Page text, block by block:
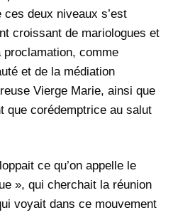
deux niveaux s’est
croissant de mariologues et
comme
et de la médiation
Vierge Marie, ainsi que
que corédemptrice au salut
ce qu’on appelle le
», qui cherchait la réunion
voyait dans ce mouvement